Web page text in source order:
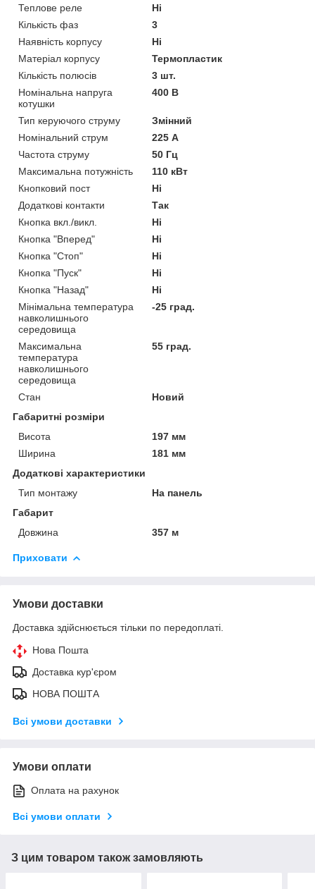
Теплове реле
Ні
Кількість фаз
3
Наявність корпусу
Ні
Матеріал корпусу
Термопластик
Кількість полюсів
3 шт.
Номінальна напруга
котушки
400 В
Тип керуючого струму
Змінний
Номінальний струм
225 А
Частота струму
50 Гц
Максимальна потужність
110 кВт
Кнопковий пост
Ні
Додаткові контакти
Так
Кнопка вкл./викл.
Ні
Кнопка "Вперед"
Ні
Кнопка "Стоп"
Ні
Кнопка "Пуск"
Ні
Кнопка "Назад"
Ні
Мінімальна температура
навколишнього
середовища
-25 град.
Максимальна
температура
навколишнього
середовища
55 град.
Стан
Новий
Габаритні розміри
Висота
197 мм
Ширина
181 мм
Додаткові характеристики
Тип монтажу
На панель
Габарит
Довжина
357 м
Приховати
Умови доставки
Доставка здійснюється тільки по передоплаті.
Нова Пошта
Доставка кур'єром
НОВА ПОШТА
Всі умови доставки
Умови оплати
Оплата на рахунок
Всі умови оплати
З цим товаром також замовляють